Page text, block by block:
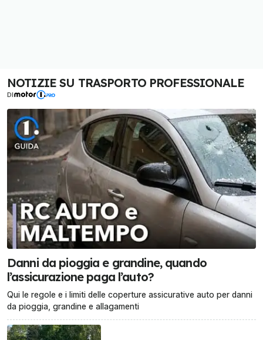
NOTIZIE SU TRASPORTO PROFESSIONALE
DI
Danni da pioggia e grandine, quando
l’assicurazione paga l’auto?
Qui le regole e i limiti delle coperture assicurative auto per danni
da pioggia, grandine e allagamenti